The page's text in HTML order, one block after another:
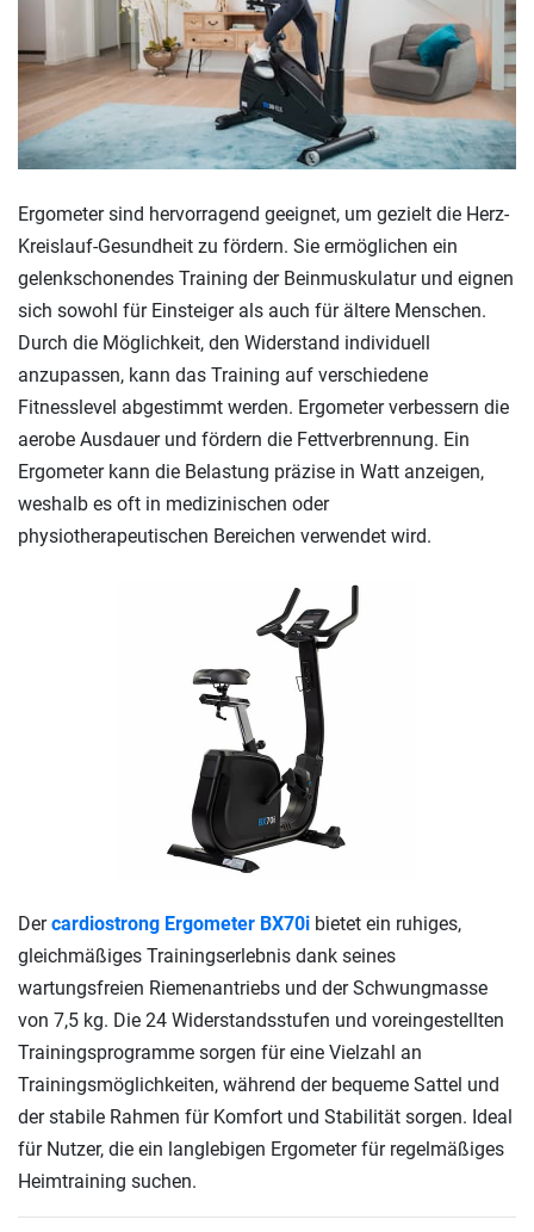
Ergometer sind hervorragend geeignet, um gezielt die Herz-
Kreislauf-Gesundheit zu fördern. Sie ermöglichen ein
gelenkschonendes Training der Beinmuskulatur und eignen
sich sowohl für Einsteiger als auch für ältere Menschen.
Durch die Möglichkeit, den Widerstand individuell
anzupassen, kann das Training auf verschiedene
Fitnesslevel abgestimmt werden. Ergometer verbessern die
aerobe Ausdauer und fördern die Fettverbrennung. Ein
Ergometer kann die Belastung präzise in Watt anzeigen,
weshalb es oft in medizinischen oder
physiotherapeutischen Bereichen verwendet wird.
Dercardiostrong Ergometer BX70i bietet ein ruhiges,
gleichmäßiges Trainingserlebnis dank seines
wartungsfreien Riemenantriebs und der Schwungmasse
von 7,5 kg. Die 24 Widerstandsstufen und voreingestellten
Trainingsprogramme sorgen für eine Vielzahl an
Trainingsmöglichkeiten, während der bequeme Sattel und
der stabile Rahmen für Komfort und Stabilität sorgen. Ideal
für Nutzer, die ein langlebigen Ergometer für regelmäßiges
Heimtraining suchen.